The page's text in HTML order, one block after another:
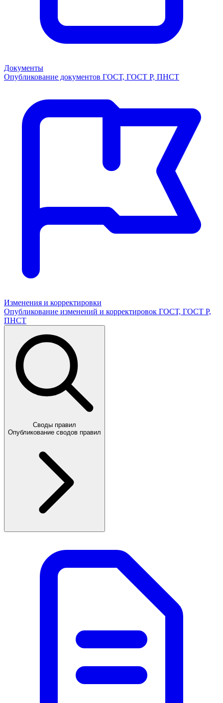
Документы
Опубликование документов ГОСТ, ГОСТ Р, ПНСТ
Изменения и корректировки
Опубликование изменений и корректировок ГОСТ, ГОСТ Р,
ПНСТ
Своды правил
Опубликование сводов правил